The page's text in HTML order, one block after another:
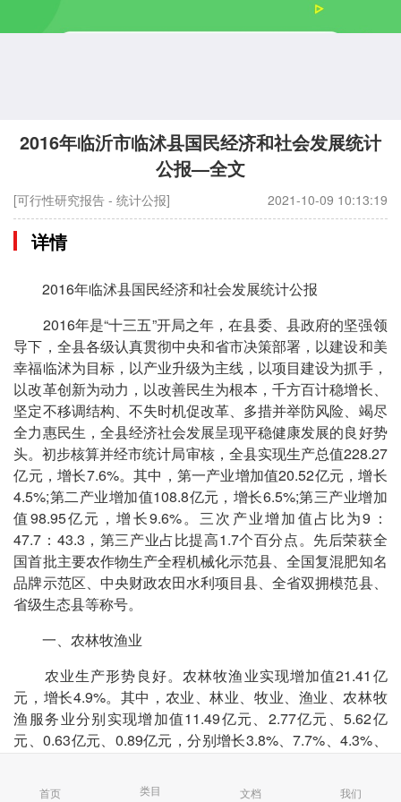
2016年临沂市临沭县国民经济和社会发展统计
公报—全文
[可行性研究报告 - 统计公报] 2021-10-09 10:13:19
详情
2016年临沭县国民经济和社会发展统计公报
2016年是“十三五”开局之年，在县委、县政府的坚强领
导下，全县各级认真贯彻中央和省市决策部署，以建设和美
幸福临沭为目标，以产业升级为主线，以项目建设为抓手，
以改革创新为动力，以改善民生为根本，千方百计稳增长、
坚定不移调结构、不失时机促改革、多措并举防风险、竭尽
全力惠民生，全县经济社会发展呈现平稳健康发展的良好势
头。初步核算并经市统计局审核，全县实现生产总值228.27
亿元，增长7.6%。其中，第一产业增加值20.52亿元，增长
4.5%;第二产业增加值108.8亿元，增长6.5%;第三产业增加
值98.95亿元，增长9.6%。三次产业增加值占比为9：
47.7：43.3，第三产业占比提高1.7个百分点。先后荣获全
国首批主要农作物生产全程机械化示范县、全国复混肥知名
品牌示范区、中央财政农田水利项目县、全省双拥模范县、
省级生态县等称号。
一、农林牧渔业
农业生产形势良好。农林牧渔业实现增加值21.41亿
元，增长4.9%。其中，农业、林业、牧业、渔业、农林牧
渔服务业分别实现增加值11.49亿元、2.77亿元、5.62亿
元、0.63亿元、0.89亿元，分别增长3.8%、7.7%、4.3%、
主要农产品产量有增有减。粮食总产28.90万吨，下降
首页 类目 文档 我们